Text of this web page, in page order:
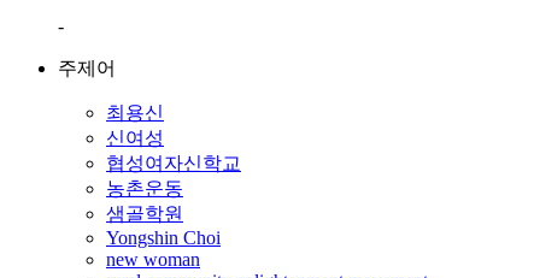
-
주제어
최용신
신여성
협성여자신학교
농촌운동
샘골학원
Yongshin Choi
new woman